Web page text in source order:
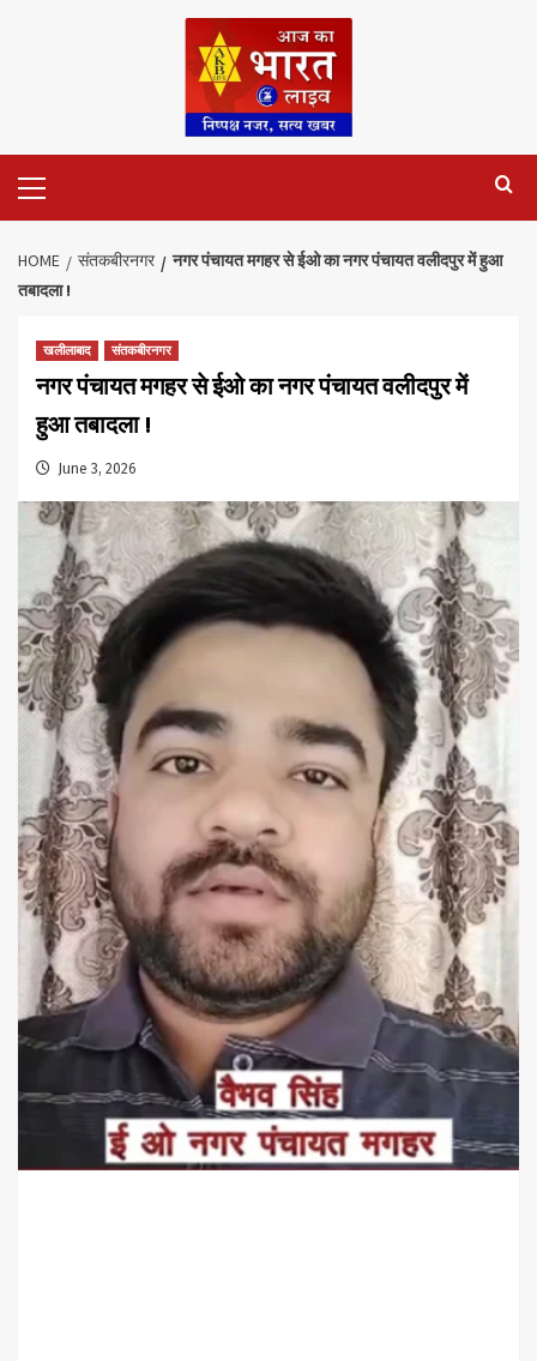
Menu
HOME संतकबीरनगर
नगर पंचायत मगहर से ईओ का नगर पंचायत वलीदपुर में हुआ
तबादला !
खलीलाबाद संतकबीरनगर
नगर पंचायत मगहर से ईओ का नगर पंचायत वलीदपुर में
हुआ तबादला !
June 3, 2026